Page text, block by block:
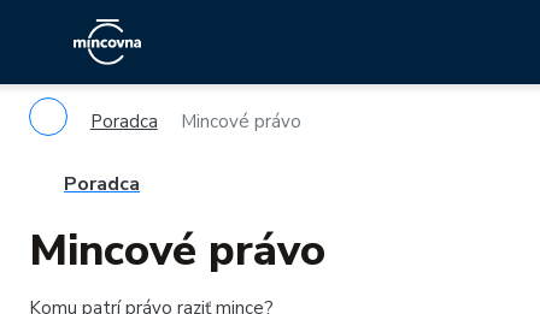
Poradca Mincové právo
Poradca
Mincové právo
Komu patrí právo raziť mince?